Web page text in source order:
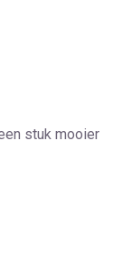
stuk mooier